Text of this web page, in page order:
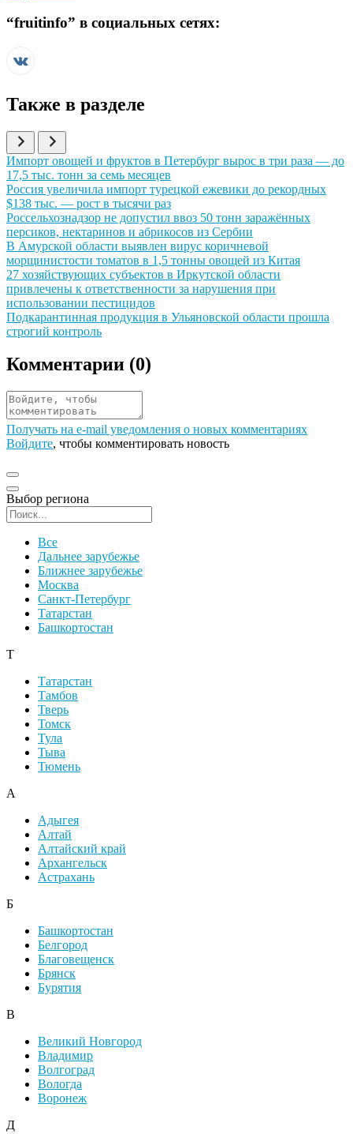
“fruitinfo” в социальных сетях:
Также в разделе
Иллюстрация новости
Импорт овощей и фруктов в Петербург вырос в три раза — до
17,5 тыс. тонн за семь месяцев
Иллюстрация новости
Россия увеличила импорт турецкой ежевики до рекордных
$138 тыс. — рост в тысячи раз
Иллюстрация новости
Россельхознадзор не допустил ввоз 50 тонн заражённых
персиков, нектаринов и абрикосов из Сербии
Иллюстрация новости
В Амурской области выявлен вирус коричневой
морщинистости томатов в 1,5 тонны овощей из Китая
Иллюстрация новости
27 хозяйствующих субъектов в Иркутской области
привлечены к ответственности за нарушения при
использовании пестицидов
Иллюстрация новости
Подкарантинная продукция в Ульяновской области прошла
строгий контроль
Комментарии (0)
Получать на e‑mail уведомления о новых комментариях
Войдите, чтобы комментировать новость
Выбор региона
Все
Дальнее зарубежье
Ближнее зарубежье
Москва
Санкт-Петербург
Татарстан
Башкортостан
Т
Татарстан
Тамбов
Тверь
Томск
Тула
Тыва
Тюмень
А
Адыгея
Алтай
Алтайский край
Архангельск
Астрахань
Б
Башкортостан
Белгород
Благовещенск
Брянск
Бурятия
В
Великий Новгород
Владимир
Волгоград
Вологда
Воронеж
Д